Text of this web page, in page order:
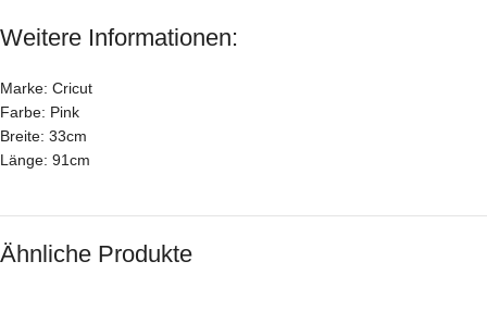
Weitere Informationen:
Marke: Cricut
Farbe: Pink
Breite: 33cm
Länge: 91cm
Ähnliche Produkte